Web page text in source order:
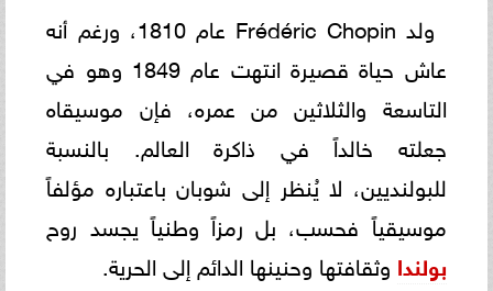
ولد Frédéric Chopin عام 1810، ورغم أنه
عاش حياة قصيرة انتهت عام 1849 وهو في
التاسعة والثلاثين من عمره، فإن موسيقاه
جعلته خالداً في ذاكرة العالم. بالنسبة
للبولنديين، لا يُنظر إلى شوبان باعتباره مؤلفاً
موسيقياً فحسب، بل رمزاً وطنياً يجسد روح
بولندا وثقافتها وحنينها الدائم إلى الحرية.